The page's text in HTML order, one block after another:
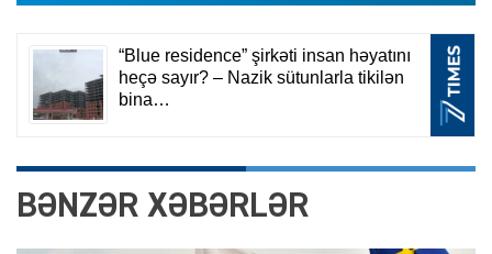
BƏNZƏR XƏBƏRLƏR